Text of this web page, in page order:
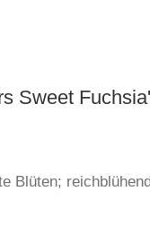
Sweet Fuchsia'
Blüten;